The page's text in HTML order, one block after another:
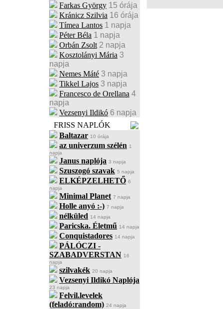
Farkas György 15 órája
Kránicz Szilvia 16 órája
Tímea Lantos 1 napja
Péter Béla 1 napja
Orbán Zsolt 2 napja
Kosztolányi Mária 3
napja
Nemes Máté 3 napja
Tikkel Lajos 3 napja
Francesco de Orellana 4
napja
Vezsenyi Ildikó 6 napja
FRISS NAPLÓK
Baltazar 10 órája
az univerzum szélén 1
napja
Janus naplója 3 napja
Szuszogó szavak 5 napja
ELKÉPZELHETŐ 6
napja
Minimal Planet 7 napja
Holle anyó :-) 7 napja
nélküled 14 napja
Paricska. Életmű 14 napja
Conquistadores 14 napja
PÁLÓCZI -
SZABADVERSTAN 16
napja
szilvakék 20 napja
Vezsenyi Ildikó Naplója
23 napja
Felvil.levelek
(feladó:random) 24 napja